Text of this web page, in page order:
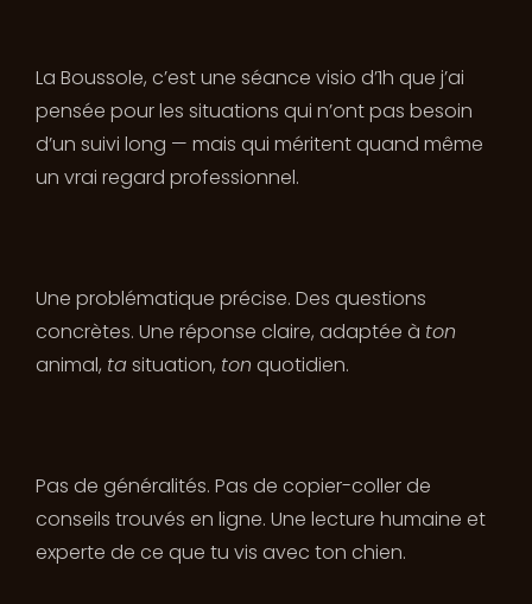
La Boussole, c’est une séance visio d’1h que j’ai
pensée pour les situations qui n’ont pas besoin
d’un suivi long — mais qui méritent quand même
un vrai regard professionnel.
Une problématique précise. Des questions
concrètes. Une réponse claire, adaptée à ton
animal, tasituation, ton quotidien.
Pas de généralités. Pas de copier-coller de
conseils trouvés en ligne. Une lecture humaine et
experte de ce que tu vis avec ton chien.